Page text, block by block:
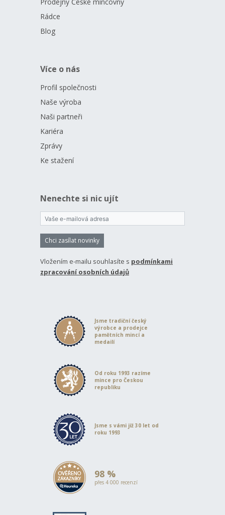
Rádce
Blog
Více o nás
Profil společnosti
Naše výroba
Naši partneři
Kariéra
Zprávy
Ke stažení
Nenechte si nic ujít
Chci zasílat novinky
Vložením e-mailu souhlasíte s podmínkami
zpracování osobních údajů
Jsme tradiční český
výrobce a prodejce
pamětních mincí a
medailí
Od roku 1993 razíme
mince pro Českou
republiku
Jsme s vámi již 30 let od
roku 1993
98 %
přes 4 000 recenzí